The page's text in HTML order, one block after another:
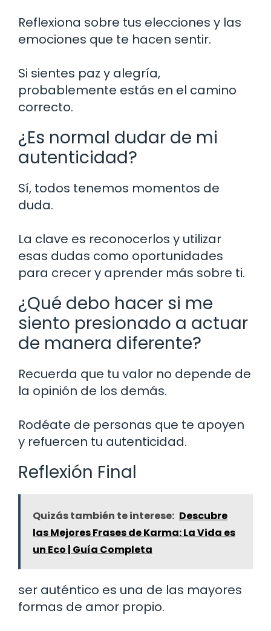
Reflexiona sobre tus elecciones y las
emociones que te hacen sentir.
Si sientes paz y alegría,
probablemente estás en el camino
correcto.
¿Es normal dudar de mi
autenticidad?
Sí, todos tenemos momentos de
duda.
La clave es reconocerlos y utilizar
esas dudas como oportunidades
para crecer y aprender más sobre ti.
¿Qué debo hacer si me
siento presionado a actuar
de manera diferente?
Recuerda que tu valor no depende de
la opinión de los demás.
Rodéate de personas que te apoyen
y refuercen tu autenticidad.
Reflexión Final
Quizás también te interese: Descubre
las Mejores Frases de Karma: La Vida es
un Eco | Guía Completa
ser auténtico es una de las mayores
formas de amor propio.